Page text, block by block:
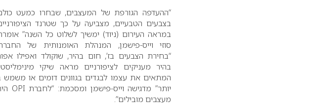
“ההעדפה הגורפת של המעצבים, שבחרו כמעט
בצבעים הטבעיים, מצביעה על כך שטרנד
במראה העירום (ניוד) ימשיך לשלוט כל השנה”
סוזי וייס-פישמן, המנהלת האומנותית של
“בחירת הצבעים בז’, חום בהיר, שוקולד ואפילו
בהיר מעניקים לציפורניים מראה שיקי
המתאים את עצמו לבגדים בגוונים דומים או משמש
יותר” מדגישה וייס-פישמן ומסכמת: “לחברת OPI
מעצבים מובילים”.